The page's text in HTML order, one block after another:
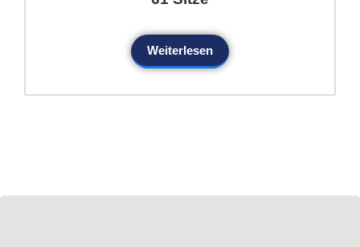
Weiterlesen